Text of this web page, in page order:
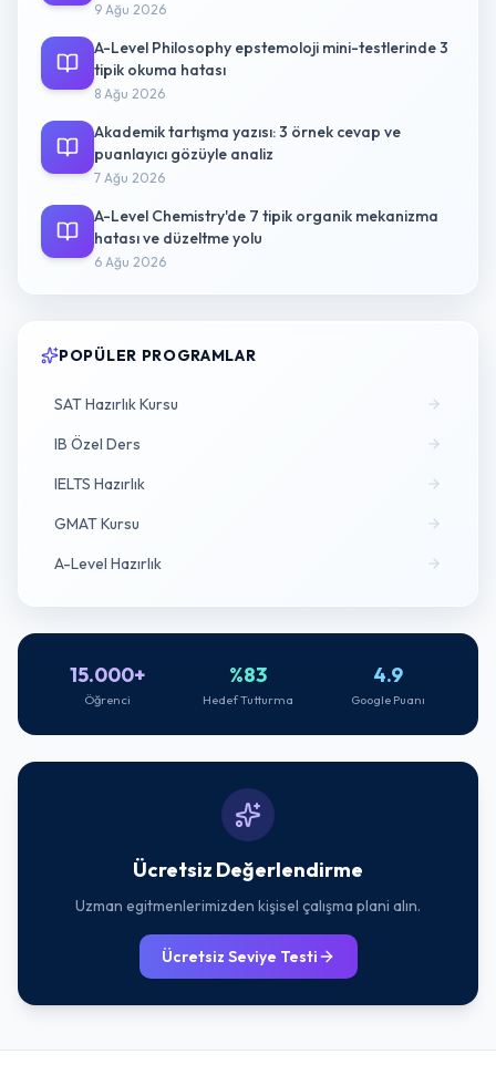
9 Ağu 2026
A-Level Philosophy epstemoloji mini-testlerinde 3
tipik okuma hatası
8 Ağu 2026
Akademik tartışma yazısı: 3 örnek cevap ve
puanlayıcı gözüyle analiz
7 Ağu 2026
A-Level Chemistry'de 7 tipik organik mekanizma
hatası ve düzeltme yolu
6 Ağu 2026
POPÜLER PROGRAMLAR
SAT Hazırlık Kursu
IB Özel Ders
IELTS Hazırlık
GMAT Kursu
A-Level Hazırlık
15.000+
Öğrenci
%83
Hedef Tutturma
4.9
Google Puanı
Ücretsiz Değerlendirme
Uzman egitmenlerimizden kişisel çalışma plani alın.
Ücretsiz Seviye Testi